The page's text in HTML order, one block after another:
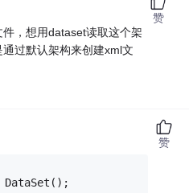
，想用dataset读取这个架
过默认架构来创建xml文
赞
赞